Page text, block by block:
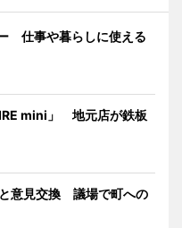
仕事や暮らしに使える
mini」 地元店が鉄板
と意見交換 議場で町への